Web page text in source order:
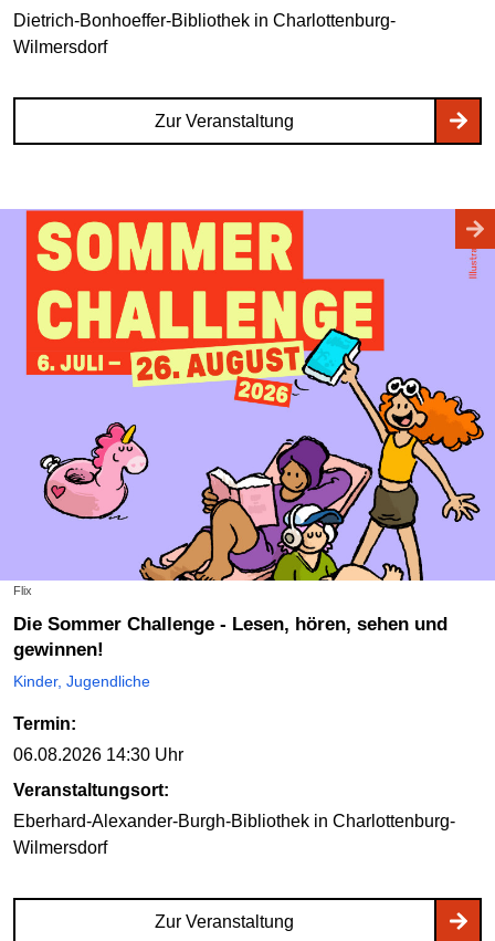
Dietrich-Bonhoeffer-Bibliothek in Charlottenburg-
Wilmersdorf
Zur Veranstaltung
Flix
Die Sommer Challenge - Lesen, hören, sehen und
gewinnen!
Kinder, Jugendliche
Termin:
06.08.2026 14:30 Uhr
Veranstaltungsort:
Eberhard-Alexander-Burgh-Bibliothek in Charlottenburg-
Wilmersdorf
Zur Veranstaltung